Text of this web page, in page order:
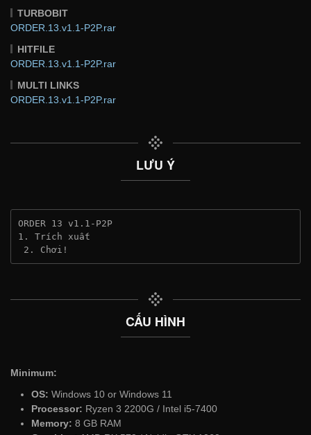
TURBOBIT
ORDER.13.v1.1-P2P.rar
HITFILE
ORDER.13.v1.1-P2P.rar
MULTI LINKS
ORDER.13.v1.1-P2P.rar
LƯU Ý
ORDER 13 v1.1-P2P
1. Trích xuất
2. Chơi!
CẤU HÌNH
Minimum:
OS: Windows 10 or Windows 11
Processor: Ryzen 3 2200G / Intel i5-7400
Memory: 8 GB RAM